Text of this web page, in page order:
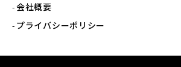
会社概要
プライバシーポリシー